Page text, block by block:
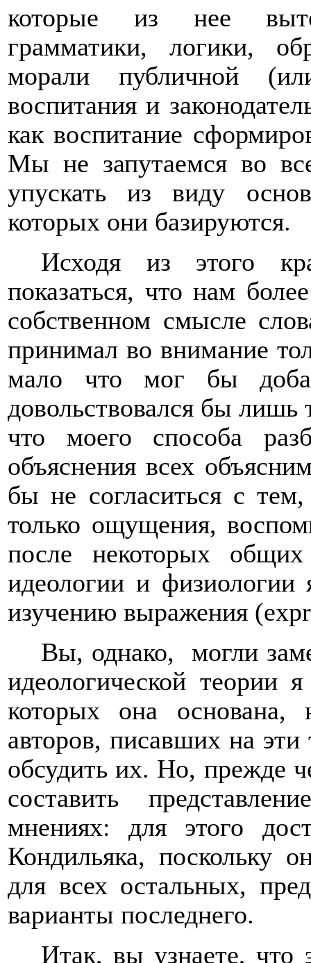
которые из нее
грамматики, логики,
морали публичной
воспитания и
как воспитание
Мы не запутаемся во
упускать из виду
которых они базируются.
Исходя из этого
показаться, что нам
собственном смысле
принимал во внимание
мало что мог бы
довольствовался бы
что моего способа
объяснения всех
бы не согласиться с
только ощущения,
после некоторых
идеологии и
изучению выражения (
Вы, однако,
могли
идеологической теории
которых она основана,
авторов, писавших на
обсудить их. Но, прежде
составить
мнениях: для этого
Кондильяка, поскольку
для всех остальных,
варианты последнего.
Итак, вы узнаете, что